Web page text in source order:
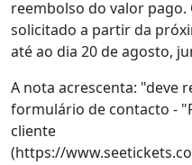
reembolso do valor
solicitado a partir da
até ao dia 20 de agosto,
A nota acrescenta: "deve
formulário de contacto -
cliente
(https://